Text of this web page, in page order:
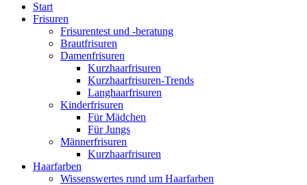
Start
Frisuren
Frisurentest und -beratung
Brautfrisuren
Damenfrisuren
Kurzhaarfrisuren
Kurzhaarfrisuren-Trends
Langhaarfrisuren
Kinderfrisuren
Für Mädchen
Für Jungs
Männerfrisuren
Kurzhaarfrisuren
Haarfarben
Wissenswertes rund um Haarfarben